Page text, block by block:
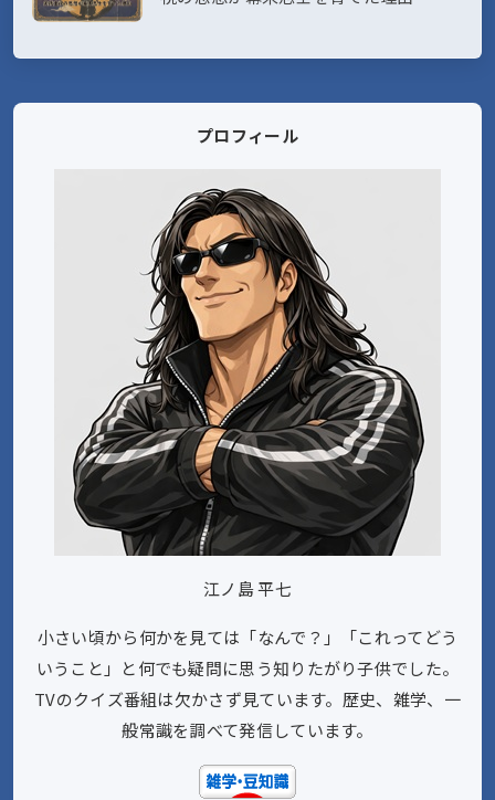
プロフィール
江ノ島 平七
小さい頃から何かを見ては「なんで？」「これってどう
いうこと」と何でも疑問に思う知りたがり子供でした。
TVのクイズ番組は欠かさず見ています。歴史、雑学、一
般常識を調べて発信しています。